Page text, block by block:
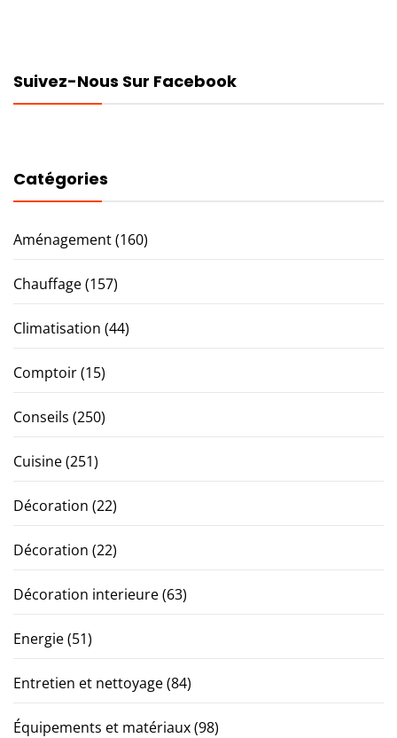
Suivez-Nous Sur Facebook
Catégories
Aménagement(160)
Chauffage(157)
Climatisation (44)
Comptoir(15)
Conseils (250)
Cuisine(251)
Décoration (22)
Décoration (22)
Décoration interieure(63)
Energie(51)
Entretien et nettoyage(84)
Équipements et matériaux(98)